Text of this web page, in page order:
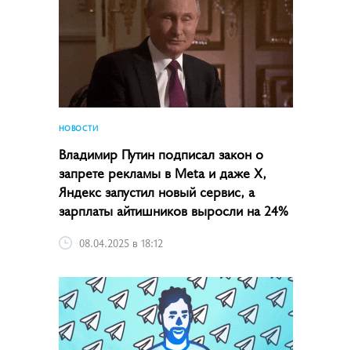
НОВОСТИ
Владимир Путин подписал закон о
запрете рекламы в Meta и даже X,
Яндекс запустил новый сервис, а
зарплаты айтишников выросли на 24%
08.04.2025 в 18:12